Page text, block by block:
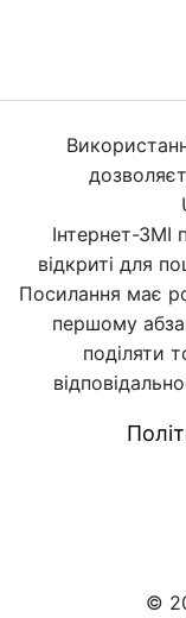
Інтернет-ЗМІ
відкриті для
Посилання має
першому
поділяти
©